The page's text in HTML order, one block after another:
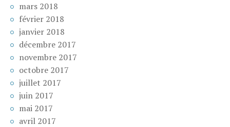
mars 2018
février 2018
janvier 2018
décembre 2017
novembre 2017
octobre 2017
juillet 2017
juin 2017
mai 2017
avril 2017